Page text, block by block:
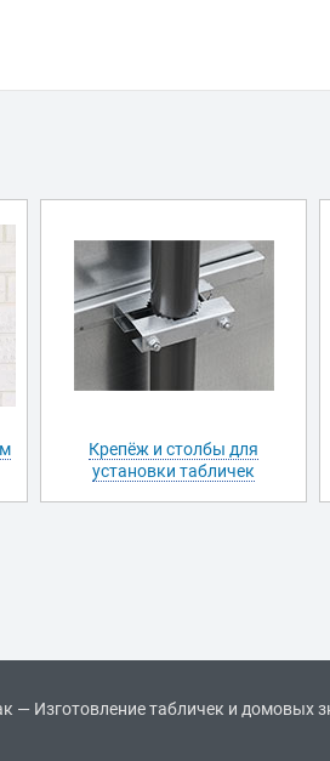
Крепёж и столбы для
установки табличек
— Изготовление табличек и домовых